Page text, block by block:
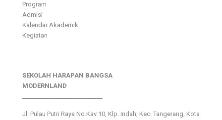
Program
Admisi
Kalendar Akademik
Kegiatan
SEKOLAH HARAPAN BANGSA
MODERNLAND
Jl. Pulau Putri Raya No.Kav 10, Klp. Indah, Kec. Tangerang, Kota